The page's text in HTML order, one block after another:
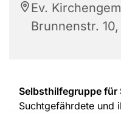
Ev.
Brunnenstr.
Selbsthilfegruppe für
Suchtgefährdete und